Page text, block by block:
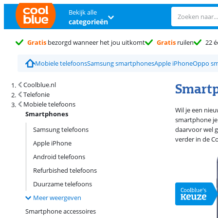
Bekijk alle
categorieën
Gratis bezorgd wanneer het jou uitkomt Gratis ruilen 22
Mobiele telefoonsSamsung smartphonesApple iPhoneOppo
Coolblue.nl
Telefonie
Mobiele telefoons
Smartphones
Samsung telefoons
Apple iPhone
Android telefoons
Refurbished telefoons
Duurzame telefoons
Meer weergeven
Smartphone accessoires
Zoekresultaten en sortering
Wil je een
smartphone
daarvoor wel
verder in de